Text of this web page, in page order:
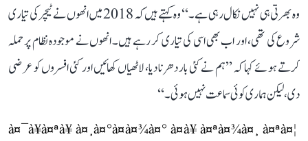
وہ بھرتی ہی نہیں نکال رہی ہے۔‘‘ وہ کہتے ہیں کہ 2018 میں انھوں نے ٹیچر کی تیاری
شروع کی تھی، اور اب بھی اسی کی تیاری کر رہے ہیں۔ انھوں نے موجودہ نظام پر حملہ
کرتے ہوئے کہا کہ ’’ہم نے کئی بار دھرنا دیا، لاٹھیاں کھائیں اور کئی افسروں کو عرضی
دی، لیکن ہماری کوئی سماعت نہیں ہوئی۔‘‘
à¤¯à¥à¤ªà¥ à¤¸à¤°à¤à¤¾à¤° à¤à¥ à¤ªà¤¾à¤¸ à¤ªà¤¦